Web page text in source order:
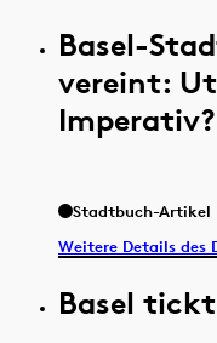
Basel-
vereint:
Imperativ?
Stadtbuch-Artikel
Weitere Details des
Basel tickt